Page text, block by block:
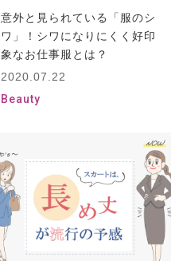
意外と見られている「服のシ
ワ」！シワになりにくく好印
象なお仕事服とは？
2020.07.22
Beauty